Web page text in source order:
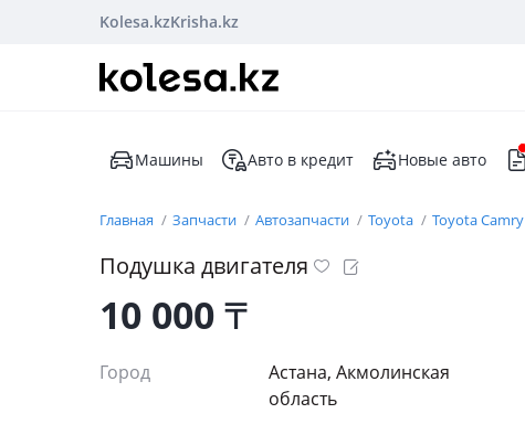
Kolesa.kzKrisha.kz
Машины Авто в кредит Новые авто
Главная Запчасти Автозапчасти Toyota Toyota Camry
Подушка двигателя
10 000₸
Город
Астана, Акмолинская
область